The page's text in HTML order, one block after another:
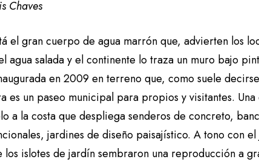
Chaves
el gran cuerpo de agua marrón que, advierten los
agua salada y el continente lo traza un muro bajo
en 2009 en terreno que, como suele
es un paseo municipal para propios y visitantes.
a la costa que despliega senderos de concreto,
jardines de diseño paisajístico. A tono con
los islotes de jardín sembraron una reproducción a